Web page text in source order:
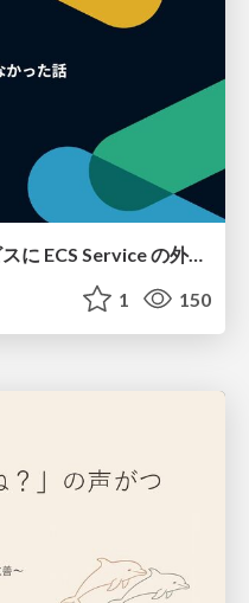
Service Connect 上のサービスに ECS Service の外側から到達できなかった話
1 150